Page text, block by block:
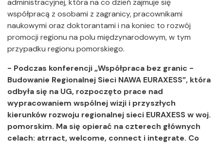
administracyjnej, która na co dzień zajmuje się
współpracą z osobami z zagranicy, pracownikami
naukowymi oraz doktorantami i na koniec to rozwój
promocji regionu na polu międzynarodowym, w tym
przypadku regionu pomorskiego.
- Podczas konferencji „Współpraca bez granic -
Budowanie Regionalnej Sieci NAWA EURAXESS”, która
odbyła się na UG, rozpoczęto prace nad
wypracowaniem wspólnej wizji i przyszłych
kierunków rozwoju regionalnej sieci EURAXESS w woj.
pomorskim. Ma się opierać na czterech głównych
celach: atrract, welcome, connect i integrate. Co